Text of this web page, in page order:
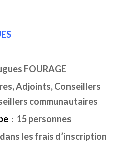
FOURAGE
Adjoints, Conseillers
communautaires
: 15 personnes
les frais d’inscription